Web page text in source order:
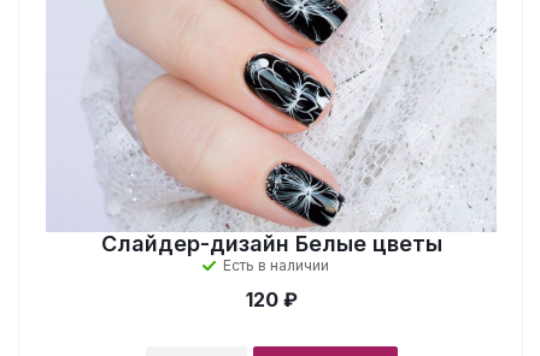
Слайдер-дизайн Белые цветы
Есть в наличии
120 ₽